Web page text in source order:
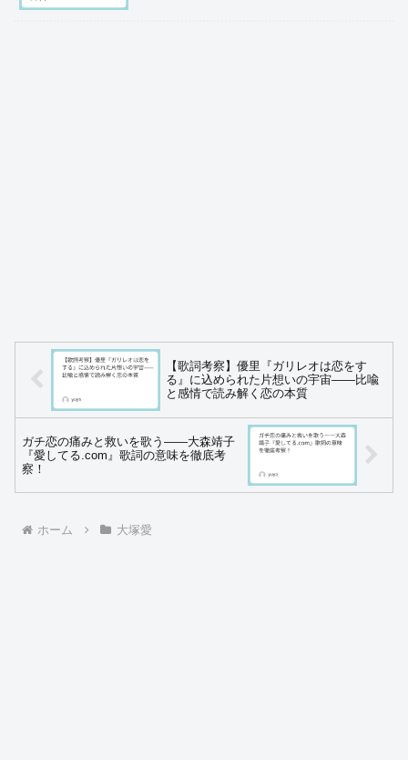
【歌詞考察】優里『ガリレオは恋をす
る』に込められた片想いの宇宙——比喩
と感情で読み解く恋の本質
ガチ恋の痛みと救いを歌う――大森靖子
『愛してる.com』歌詞の意味を徹底考
察！
ホーム 大塚愛